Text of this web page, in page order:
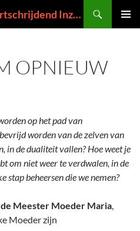
Ask The Real Jesus – Voortschrijdend Inzicht in de Zin van het Leven
OPNIEUW
op het pad van
worden van de zelven van
in de dualiteit vallen? Hoe weet je
om niet weer te verdwalen, in de
stap beheersen die we nemen?
Meester Moeder Maria,
Moeder zijn